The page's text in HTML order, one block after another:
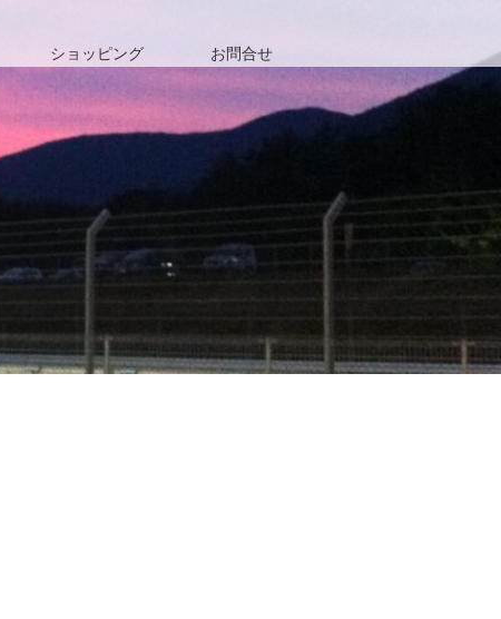
ショッピング お問合せ